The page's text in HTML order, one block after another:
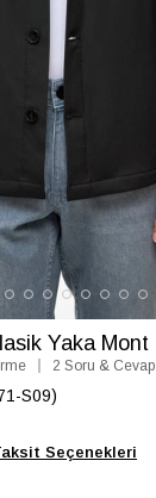
Yaka Mont
2 Soru & Cevap
S09)